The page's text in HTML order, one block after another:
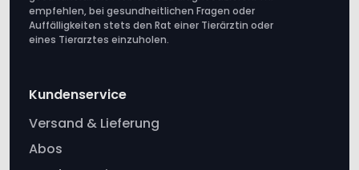
Kundenservice
Abos
Kundenservice
Tracker-Vergleich